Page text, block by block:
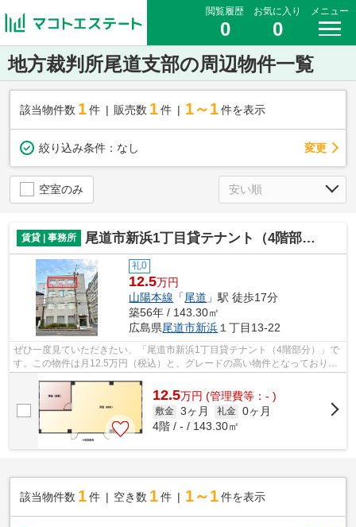
閲覧履歴
0
お気に入り
0
メニュー
地方裁判所尾道支部の周辺物件一覧
該当物件数 1件 販売数 1 件 1～1 件を表示
絞り込み条件： なし 変更
空室のみ
賃貸 | 事務所 尾道市新浜1丁目貸テナント（4階部分）
礼0
12.5万円
山陽本線 「尾道 」駅 徒歩17分
築56年 / 143.30㎡
広島県尾道市新浜１丁目13-22
ぜひ一度見ていただきたい、「尾道市新浜1丁目貸テナント（4階部分）」で
す。この物件は月12.5万円（税込）と、グレードの高い物件となっておりま
す。新しく開業したい方にオススメ、...
12.5万円 (管理費等：- )
敷金 3ヶ月 礼金 0ヶ月
4階 / - / 143.30㎡
該当物件数 1件 空き数 1 件 1～1 件を表示